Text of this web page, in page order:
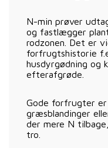
N-min prøver
og fastlægger
rodzonen. Det er
forfrugtshistorie
husdyrgødning og
efterafgrøde.
Gode forfrugter
græsblandinger
der mere N
tro.